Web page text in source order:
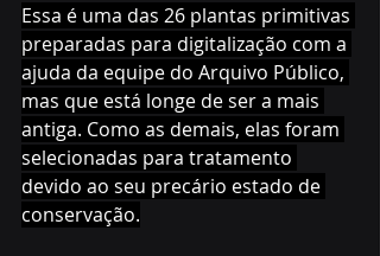
Essa é uma das 26 plantas primitivas
preparadas para digitalização com a
ajuda da equipe do Arquivo Público,
mas que está longe de ser a mais
antiga. Como as demais, elas foram
selecionadas para tratamento
devido ao seu precário estado de
conservação.